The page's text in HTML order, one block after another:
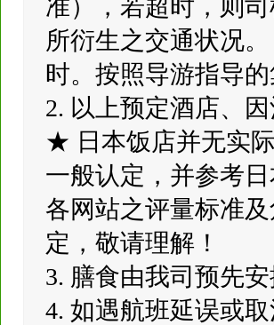
准），若超时，则
所衍生之交通状况
时。按照导游指导
2. 以上预定酒店、
★ 日本饭店并无实
一般认定，并参考
各网站之评量标准
定，敬请理解！
3. 膳食由我司预先
4. 如遇航班延误或